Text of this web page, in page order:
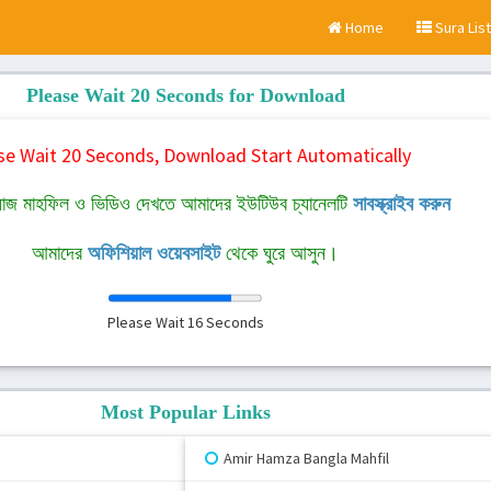
Home Sura List
Please Wait 20 Seconds for Download
Wait 20 Seconds, Download Start Automatically
মাহফিল ও ভিডিও দেখতে আমাদের ইউটিউব চ্যানেলটি সাবস্ক্রাইব করুন
আমাদের অফিশিয়াল ওয়েবসাইটথেকে ঘুরে আসুন।
Please Wait16Seconds
Most Popular Links
Amir Hamza Bangla Mahfil